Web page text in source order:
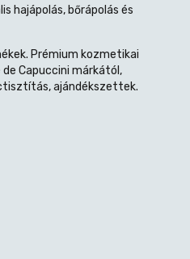
hajápolás, bőrápolás és
Prémium kozmetikai
Capuccini márkától,
ajándékszettek.